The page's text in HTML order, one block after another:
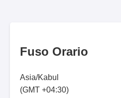
Fuso Orario
Asia/Kabul
(GMT +04:30)